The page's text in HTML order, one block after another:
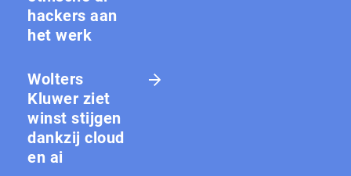
hackers aan
het werk
Wolters
Kluwer ziet
winst stijgen
dankzij cloud
en ai